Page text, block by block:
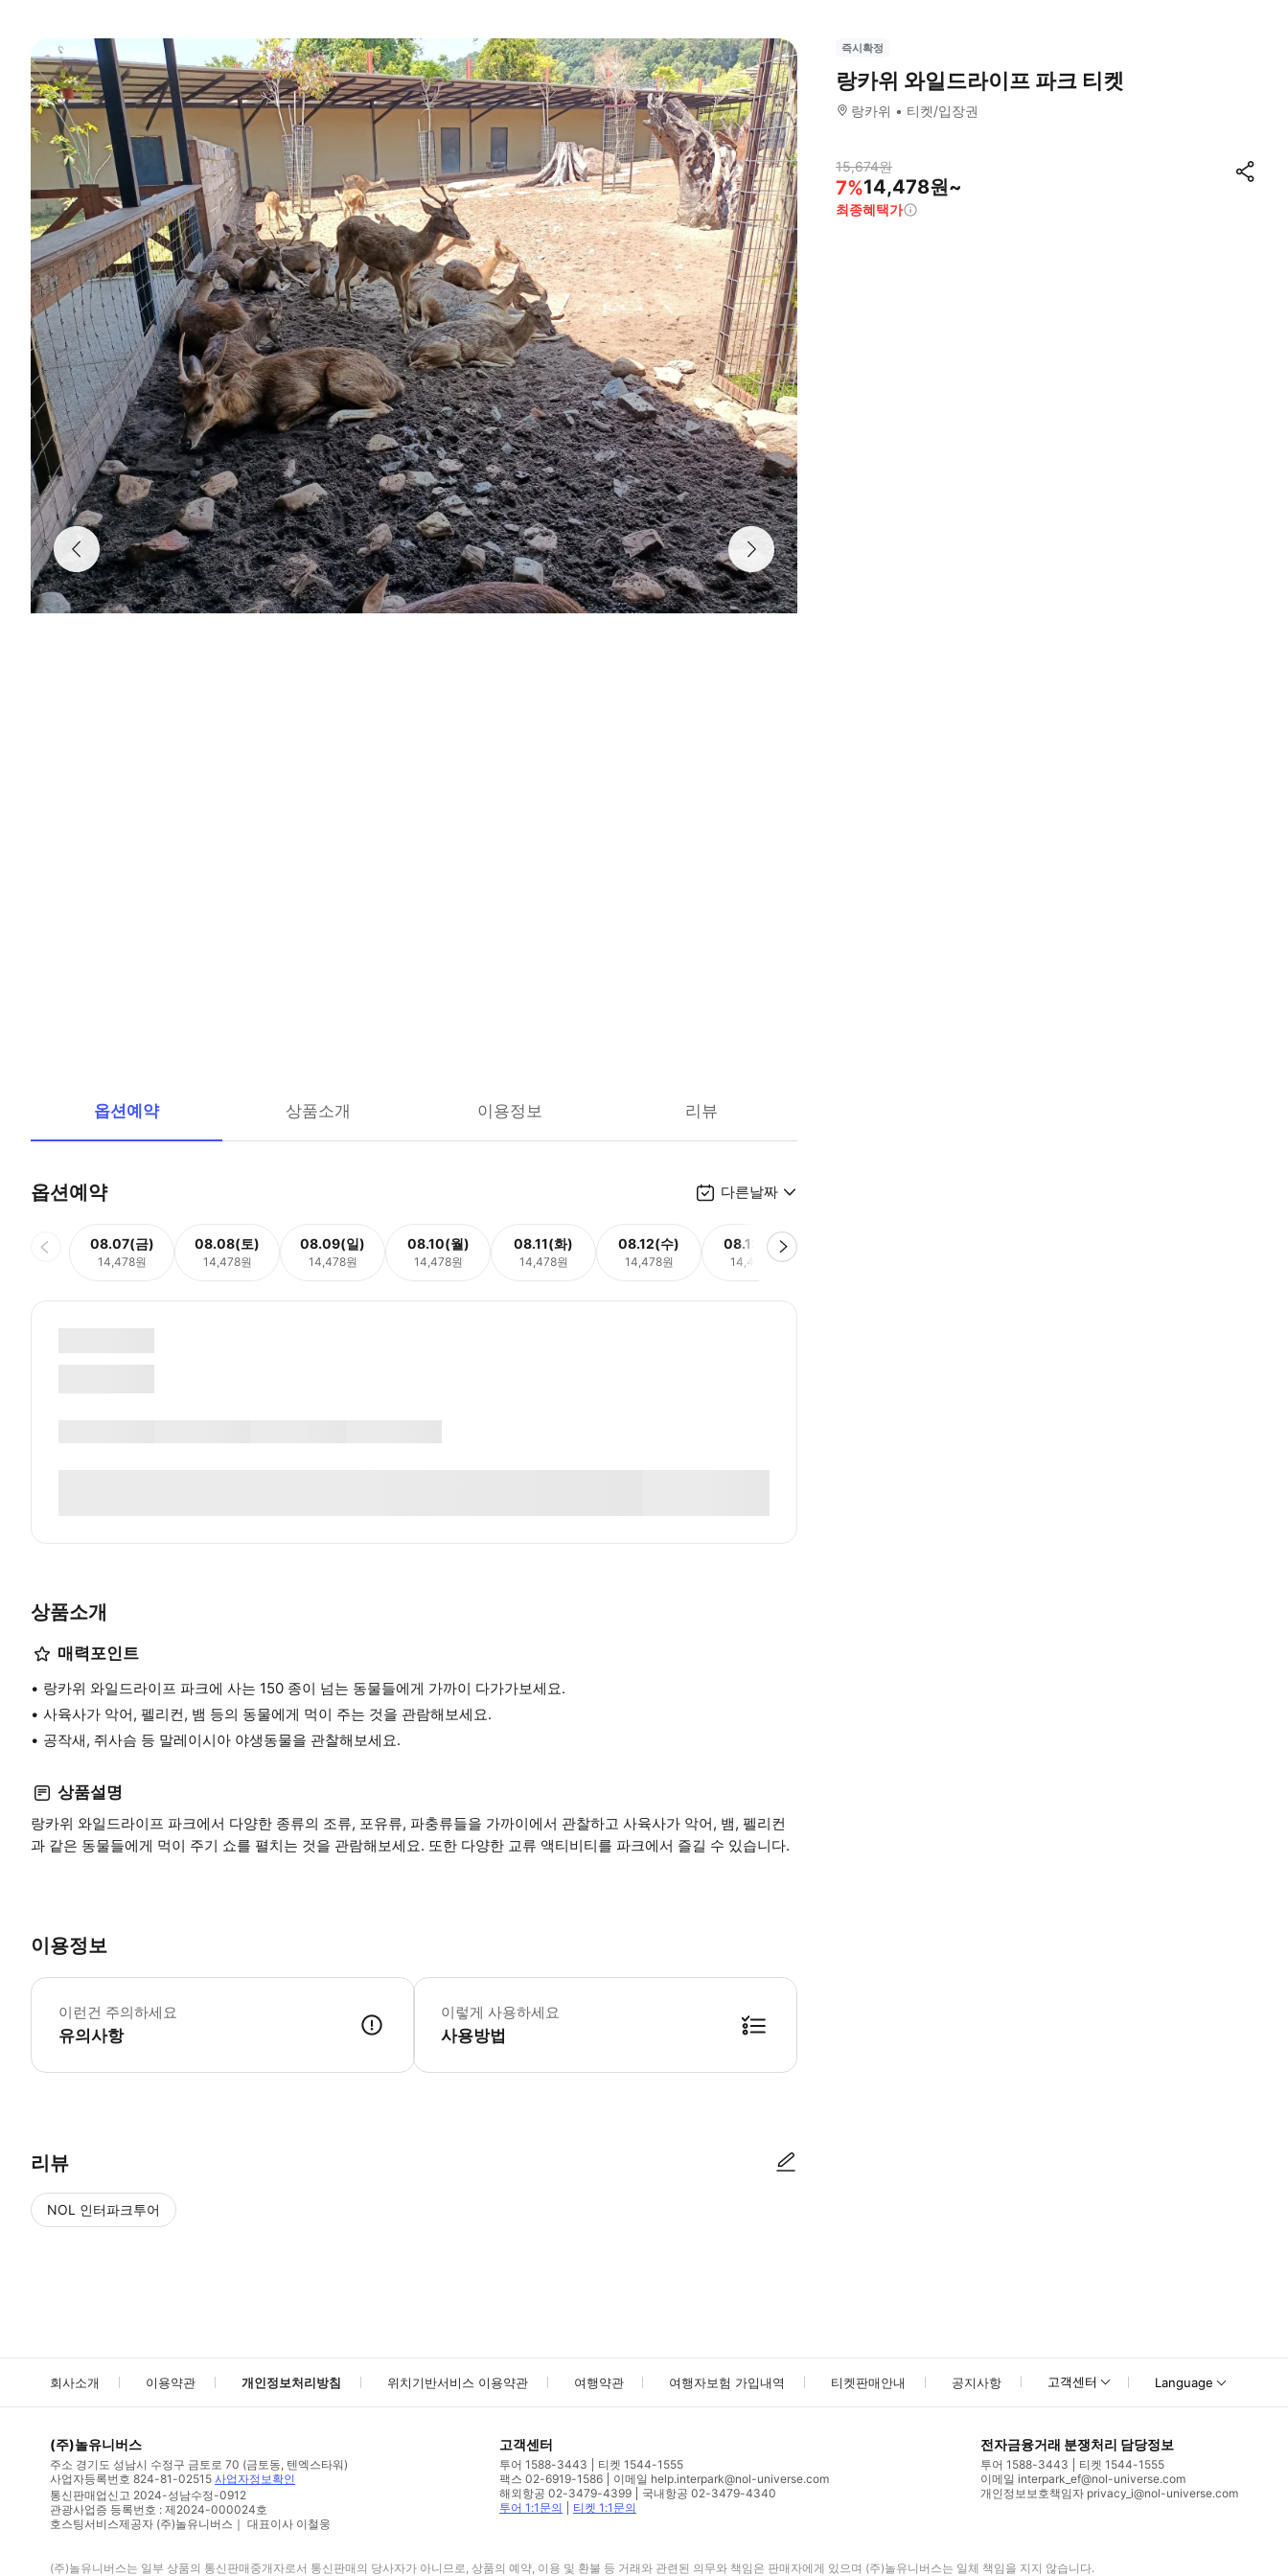
옵션예약 상품소개 이용정보 리뷰
옵션예약 다른날짜
08.07(금)
14,478원
08.08(토)
14,478원
08.09(일)
14,478원
08.10(월)
14,478원
08.11(화)
14,478원
08.12(수)
14,478원
08.13(목)
14,478원
상품소개
매력포인트
랑카위 와일드라이프 파크에 사는 150 종이 넘는 동물들에게 가까이 다가가보세요.
사육사가 악어, 펠리컨, 뱀 등의 동물에게 먹이 주는 것을 관람해보세요.
공작새, 쥐사슴 등 말레이시아 야생동물을 관찰해보세요.
상품설명
랑카위 와일드라이프 파크에서 다양한 종류의 조류, 포유류, 파충류들을 가까이에서 관찰하고 사육사가 악어, 뱀, 펠리컨
과 같은 동물들에게 먹이 주기 쇼를 펼치는 것을 관람해보세요. 또한 다양한 교류 액티비티를 파크에서 즐길 수 있습니다.
이용정보
이런건 주의하세요
유의사항
중요 공지: - 라마단 기간(2025년 3월 2일부터 3월 30일까지) 동안 개장 시간은 오전 8시 30분부터 오후 5시까지이며, 마지막 공원 입장 시간은 오후 4시
이렇게 사용하세요
사용방법
리뷰
NOL 인터파크투어
즉시확정
랑카위 와일드라이프 파크 티켓
랑카위 티켓/입장권
15,674원
7%14,478원~
최종혜택가
회사소개 이용약관 개인정보처리방침 위치기반서비스 이용약관 여행약관 여행자보험 가입내역 티켓판매안내 공지사항 고객센터 Language
(주)놀유니버스
주소 경기도 성남시 수정구 금토로 70 (금토동, 텐엑스타워)
사업자등록번호 824-81-02515 사업자정보확인
통신판매업신고 2024-성남수정-0912
관광사업증 등록번호 : 제2024-000024호
호스팅서비스제공자 (주)놀유니버스｜ 대표이사 이철웅
고객센터
투어 1588-3443
티켓 1544-1555
팩스 02-6919-1586
이메일 help.interpark@nol-universe.com
해외항공 02-3479-4399
국내항공 02-3479-4340
투어 1:1문의
티켓 1:1문의
전자금융거래 분쟁처리 담당정보
투어 1588-3443
티켓 1544-1555
이메일 interpark_ef@nol-universe.com
개인정보보호책임자 privacy_i@nol-universe.com
(주)놀유니버스는 일부 상품의 통신판매중개자로서 통신판매의 당사자가 아니므로, 상품의 예약, 이용 및 환불 등 거래와 관련된 의무와 책임은 판매자에게 있으며 (주)놀유니버스는 일체 책임을 지지 않습니다.